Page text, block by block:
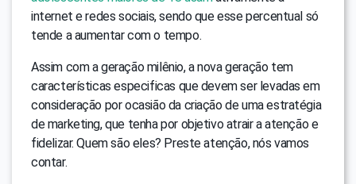
internet e redes sociais, sendo que esse percentual só
tende a aumentar com o tempo.
Assim com a geração milênio, a nova geração tem
características especificas que devem ser levadas em
consideração por ocasião da criação de uma estratégia
de marketing, que tenha por objetivo atrair a atenção e
fidelizar. Quem são eles? Preste atenção, nós vamos
contar.